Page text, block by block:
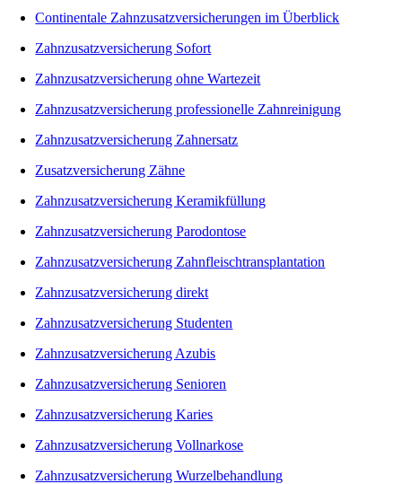
Continentale Zahnzusatzversicherungen im Überblick
Zahnzusatzversicherung Sofort
Zahnzusatzversicherung ohne Wartezeit
Zahnzusatzversicherung professionelle Zahnreinigung
Zahnzusatzversicherung Zahnersatz
Zusatzversicherung Zähne
Zahnzusatzversicherung Keramikfüllung
Zahnzusatzversicherung Parodontose
Zahnzusatzversicherung Zahnfleischtransplantation
Zahnzusatzversicherung direkt
Zahnzusatzversicherung Studenten
Zahnzusatzversicherung Azubis
Zahnzusatzversicherung Senioren
Zahnzusatzversicherung Karies
Zahnzusatzversicherung Vollnarkose
Zahnzusatzversicherung Wurzelbehandlung